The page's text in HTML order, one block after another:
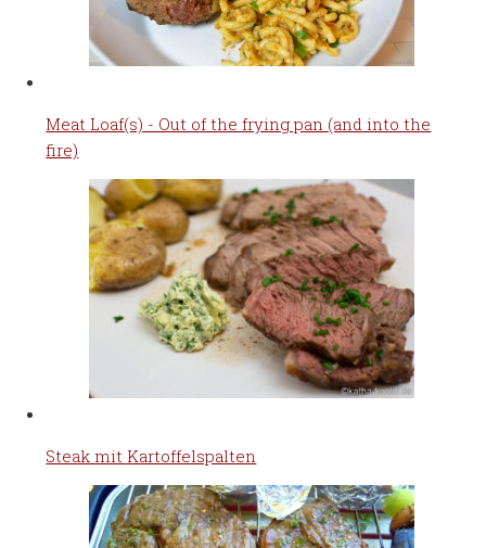
Meat Loaf(s) - Out of the frying pan (and into the
fire)
Steak mit Kartoffelspalten